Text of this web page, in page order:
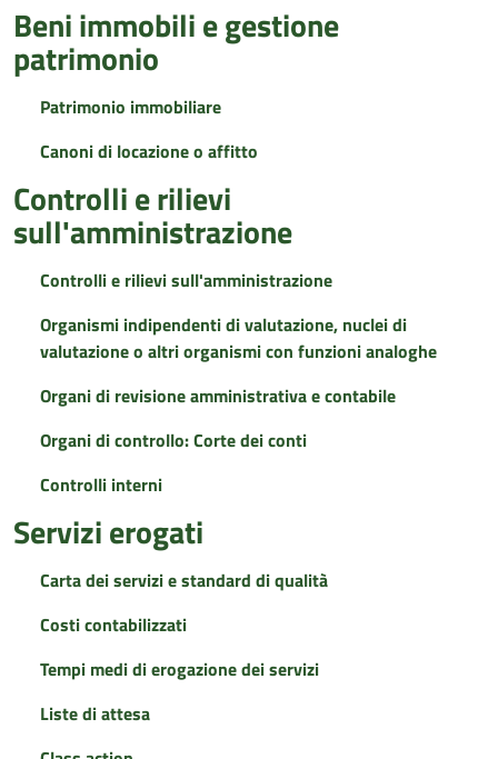
Beni immobili e gestione
patrimonio
Patrimonio immobiliare
Canoni di locazione o affitto
Controlli e rilievi
sull'amministrazione
Controlli e rilievi sull'amministrazione
Organismi indipendenti di valutazione, nuclei di
valutazione o altri organismi con funzioni analoghe
Organi di revisione amministrativa e contabile
Organi di controllo: Corte dei conti
Controlli interni
Servizi erogati
Carta dei servizi e standard di qualità
Costi contabilizzati
Tempi medi di erogazione dei servizi
Liste di attesa